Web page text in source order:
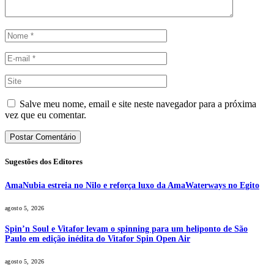
Salve meu nome, email e site neste navegador para a próxima
vez que eu comentar.
Sugestões dos Editores
AmaNubia estreia no Nilo e reforça luxo da AmaWaterways no Egito
agosto 5, 2026
Spin’n Soul e Vitafor levam o spinning para um heliponto de São
Paulo em edição inédita do Vitafor Spin Open Air
agosto 5, 2026